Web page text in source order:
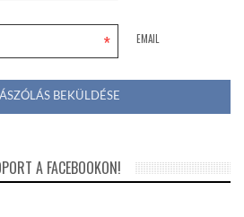
EMAIL
*
A FACEBOOKON!